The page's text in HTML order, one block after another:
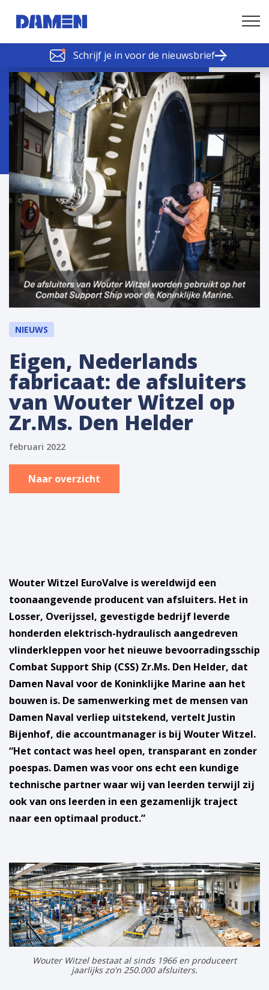
Schrijf je in voor de nieuwsbrief
SCHELDE SCHAKELS
Nieuws of tips
NIEUWS
Eigen, Nederlands
fabricaat: de afsluiters
van Wouter Witzel op
Zr.Ms. Den Helder
februari 2022
Naar overzicht
Wouter Witzel EuroValve is wereldwijd een
toonaangevende producent van afsluiters. Het in
Losser, Overijssel, gevestigde bedrijf leverde
honderden elektrisch-hydraulisch aangedreven
vlinderkleppen voor het nieuwe bevoorradingsschip
Combat Support Ship (CSS) Zr.Ms. Den Helder, dat
Damen Naval voor de Koninklijke Marine aan het
bouwen is. De samenwerking met de mensen van
Damen Naval verliep uitstekend, vertelt Justin
Bijenhof, die accountmanager is bij Wouter Witzel.
“Het contact was heel open, transparant en zonder
poespas. Damen was voor ons echt een kundige
technische partner waar wij van leerden terwijl zij
ook van ons leerden in een gezamenlijk traject
naar een optimaal product.”
Wouter Witzel bestaat al sinds 1966 en produceert
jaarlijks zo'n 250.000 afsluiters.